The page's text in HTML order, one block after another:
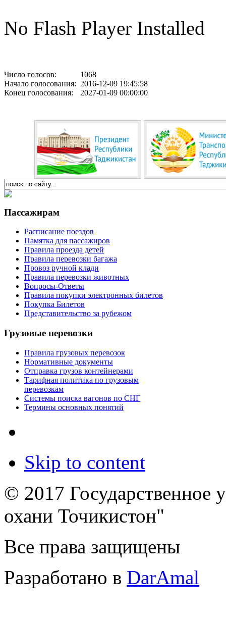
No Flash Player Installed
Число голосов:
1068
Начало голосования: 2016-12-09 19:45:58
Конец голосования:
2027-01-09 00:00:00
Пассажирам
Расписание поездов
Памятка для пассажиров
Правила проезда детей
Правила перевозки багажа
Провоз ручной клади
Правила перевозки животных
Вопросы-Ответы
Правила покупки электронных билетов
Покупка Билетов
Представительство за рубежом
Грузовые перевозки
Правила грузовых перевозок
Нормативные документы
Отправка грузов контейнерами
Тарифная политика по грузовым
перевозкам
Системы поиска вагонов по СНГ
Термины основных понятий
Skip to content
© 2017 Государственное
охани Точикистон"
Все права защищены
Разработано в DarAmal